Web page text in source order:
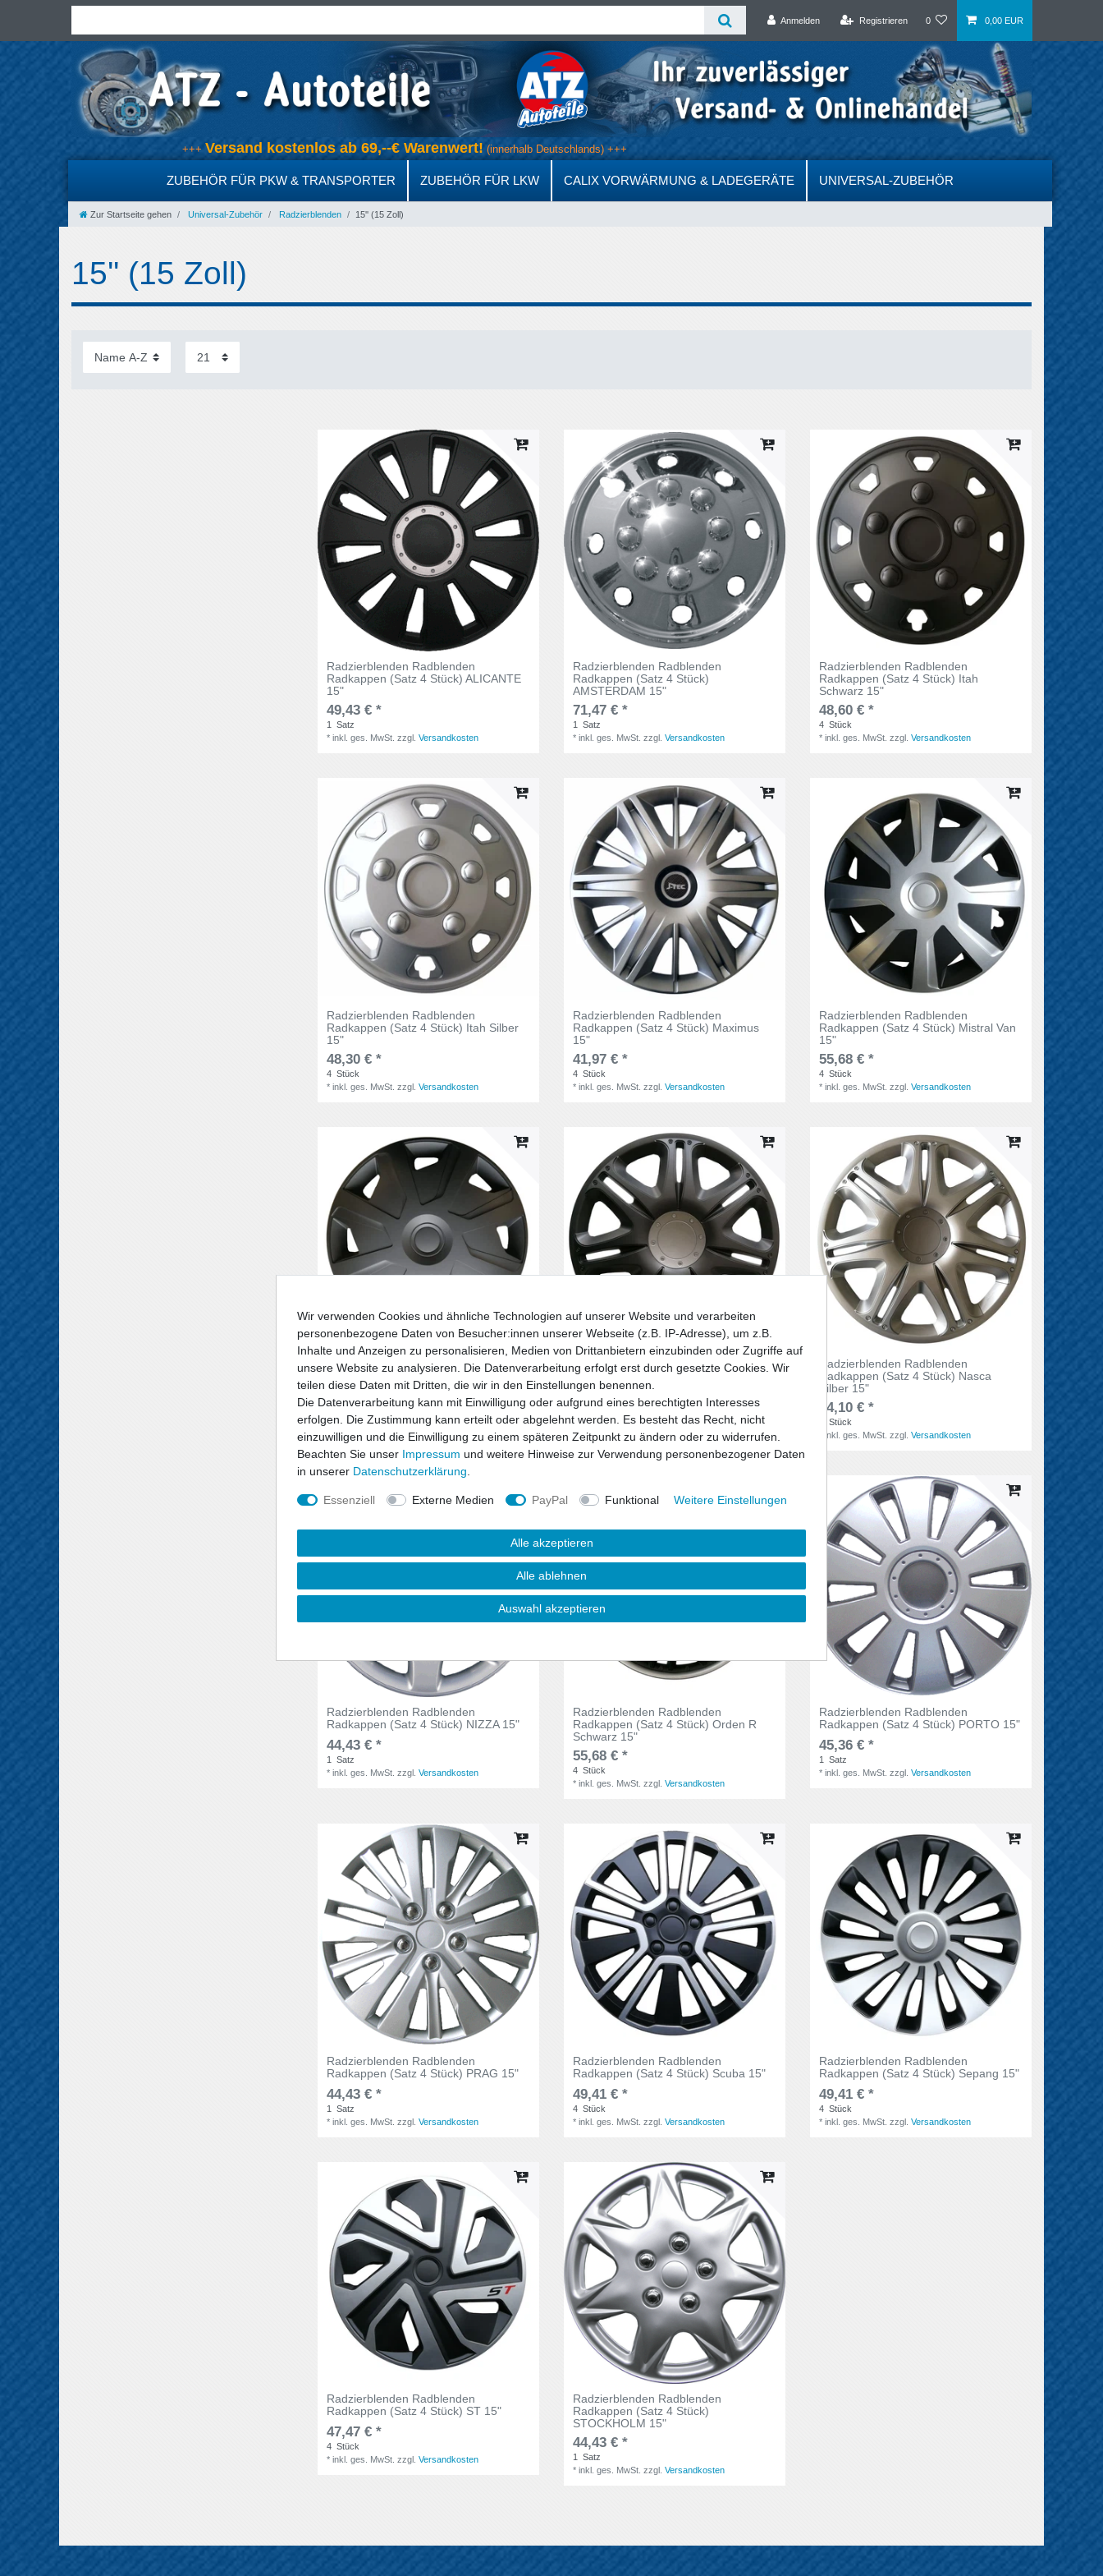
Anmelden Registrieren 0 0,00 EUR
+++Versand kostenlos ab 69,--€ Warenwert!(innerhalb Deutschlands) +++
ZUBEHÖR FÜR PKW & TRANSPORTER ZUBEHÖR FÜR LKW CALIX VORWÄRMUNG & LADEGERÄTE UNIVERSAL-ZUBEHÖR
Zur Startseite gehen Universal-Zubehör Radzierblenden 15'' (15 Zoll)
15'' (15 Zoll)
Radzierblenden Radblenden
Radkappen (Satz 4 Stück) ALICANTE
15"
49,43 € *
1
Satz
*inkl. ges. MwSt. zzgl.Versandkosten
Radzierblenden Radblenden
Radkappen (Satz 4 Stück)
AMSTERDAM 15"
71,47 € *
1
Satz
*inkl. ges. MwSt. zzgl.Versandkosten
Radzierblenden Radblenden
Radkappen (Satz 4 Stück) Itah
Schwarz 15"
48,60 € *
4 Stück
*inkl. ges. MwSt. zzgl.Versandkosten
Radzierblenden Radblenden
Radkappen (Satz 4 Stück) Itah Silber
15"
48,30 € *
4 Stück
*inkl. ges. MwSt. zzgl.Versandkosten
Radzierblenden Radblenden
Radkappen (Satz 4 Stück) Maximus
15"
41,97 € *
4 Stück
*inkl. ges. MwSt. zzgl.Versandkosten
Radzierblenden Radblenden
Radkappen (Satz 4 Stück) Mistral Van
15"
55,68 € *
4 Stück
*inkl. ges. MwSt. zzgl.Versandkosten
Radzierblenden Radblenden
Radkappen (Satz 4 Stück) Mistral Van
15"
43,10 € *
4 Stück
*inkl. ges. MwSt.zzgl.Versandkosten
Radzierblenden Radblenden
Radkappen (Satz 4 Stück) Nasca
Schwarz 15"
44,10 € *
4 Stück
*inkl. ges. MwSt.zzgl.Versandkosten
Radzierblenden Radblenden
Radkappen (Satz 4 Stück) Nasca
Silber 15"
44,10 € *
Stück
inkl. ges. MwSt. zzgl.Versandkosten
Radzierblenden Radblenden
Radkappen (Satz 4 Stück) NIZZA 15"
44,43 € *
1
Satz
*inkl. ges. MwSt. zzgl.Versandkosten
Radzierblenden Radblenden
Radkappen (Satz 4 Stück) Orden R
Schwarz 15"
55,68 € *
4 Stück
*inkl. ges. MwSt. zzgl.Versandkosten
Radzierblenden Radblenden
Radkappen (Satz 4 Stück) PORTO 15"
45,36 € *
1
Satz
*inkl. ges. MwSt. zzgl.Versandkosten
Radzierblenden Radblenden
Radkappen (Satz 4 Stück) PRAG 15"
44,43 € *
1
Satz
*inkl. ges. MwSt. zzgl.Versandkosten
Radzierblenden Radblenden
Radkappen (Satz 4 Stück) Scuba 15"
49,41 € *
4 Stück
*inkl. ges. MwSt. zzgl.Versandkosten
Radzierblenden Radblenden
Radkappen (Satz 4 Stück) Sepang 15"
49,41 € *
4 Stück
*inkl. ges. MwSt. zzgl.Versandkosten
Radzierblenden Radblenden
Radkappen (Satz 4 Stück) ST 15"
47,47 € *
4 Stück
*inkl. ges. MwSt. zzgl.Versandkosten
Radzierblenden Radblenden
Radkappen (Satz 4 Stück)
STOCKHOLM 15"
44,43 € *
1
Satz
*inkl. ges. MwSt. zzgl.Versandkosten
Wir verwenden Cookies und ähnliche Technologien auf unserer Website und verarbeiten
personenbezogene Daten von Besucher:innen unserer Webseite (z.B. IP-Adresse), um z.B.
Inhalte und Anzeigen zu personalisieren, Medien von Drittanbietern einzubinden oder Zugriffe auf
unsere Website zu analysieren. Die Datenverarbeitung erfolgt erst durch gesetzte Cookies. Wir
teilen diese Daten mit Dritten, die wir in den Einstellungen benennen.
Die Datenverarbeitung kann mit Einwilligung oder aufgrund eines berechtigten Interesses
erfolgen. Die Zustimmung kann erteilt oder abgelehnt werden. Es besteht das Recht, nicht
einzuwilligen und die Einwilligung zu einem späteren Zeitpunkt zu ändern oder zu widerrufen.
Beachten Sie unser Impressum und weitere Hinweise zur Verwendung personenbezogener Daten
in unserer Daten­schutz­erklärung
Essenziell Externe Medien PayPal Funktional Weitere Einstellungen
Alle akzeptieren
Alle ablehnen
Auswahl akzeptieren